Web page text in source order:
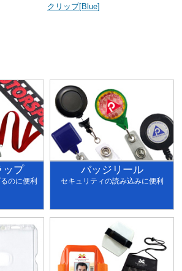
クリップ[Blue]
ップ
のに便利
バッジリール
セキュリティの読み込みに便利